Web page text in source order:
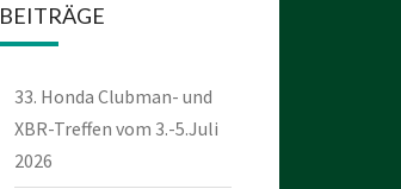
BEITRÄGE
33. Honda Clubman- und
XBR-Treffen vom 3.-5.Juli
2026